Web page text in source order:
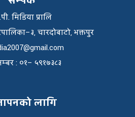
मिडिया प्रालि
चारदोबाटो, भक्तपुर
: ०१– ५९१७३८३
लागि